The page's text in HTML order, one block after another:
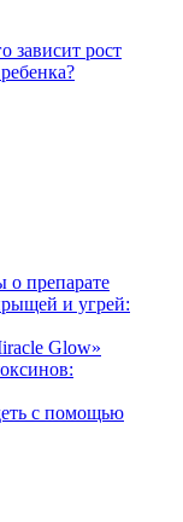
зависит рост
о препарате
и угрей:
Glow»
с помощью